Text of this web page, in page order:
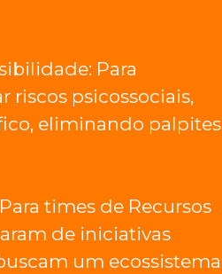
Para
psicossociais,
eliminando palpites
times de Recursos
de iniciativas
um ecossistema